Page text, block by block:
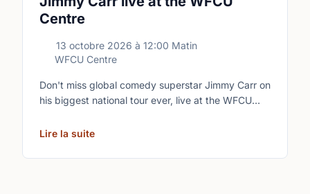
Centre
13 octobre 2026 à 12:00 Matin
WFCU Centre
Don't miss global comedy superstar Jimmy Carr on
his biggest national tour ever, live at the WFCU
Lire la suite